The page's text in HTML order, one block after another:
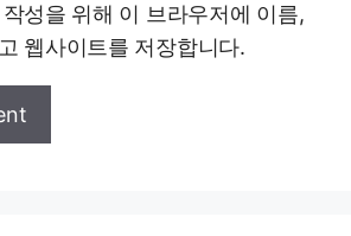
성을 위해 이 브라우저에 이름,
웹사이트를 저장합니다.